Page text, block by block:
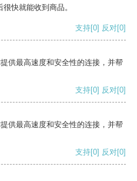
快就能收到商品。
支持[0] 反对[0]
供最高速度和安全性的连接，并帮
支持[0] 反对[0]
供最高速度和安全性的连接，并帮
支持[0] 反对[0]